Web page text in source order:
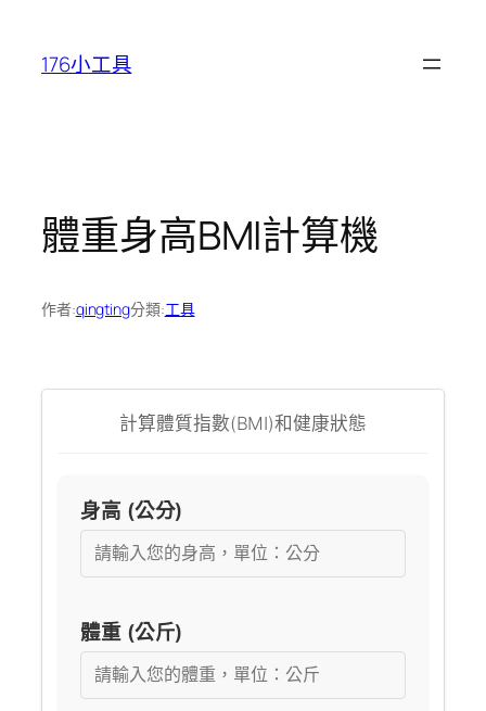
176小工具
體重身高BMI計算機
作者:qingting分類:工具
計算體質指數(BMI)和健康狀態
身高 (公分)
體重 (公斤)